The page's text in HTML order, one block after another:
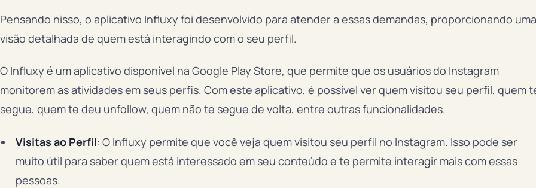
Pensando nisso, o aplicativo Influxy foi desenvolvido para atender a essas demandas, proporcionando uma
visão detalhada de quem está interagindo com o seu perfil.
O Influxy é um aplicativo disponível na Google Play Store, que permite que os usuários do Instagram
monitorem as atividades em seus perfis. Com este aplicativo, é possível ver quem visitou seu perfil, quem
segue, quem te deu unfollow, quem não te segue de volta, entre outras funcionalidades.
Visitas ao Perfil: O Influxy permite que você veja quem visitou seu perfil no Instagram. Isso pode ser
muito útil para saber quem está interessado em seu conteúdo e te permite interagir mais com essas
pessoas.